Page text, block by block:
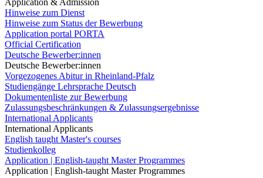
Application & Admission
Hinweise zum Dienst
Hinweise zum Status der Bewerbung
Application portal PORTA
Official Certification
Deutsche Bewerber:innen
Deutsche Bewerber:innen
Vorgezogenes Abitur in Rheinland-Pfalz
Studiengänge Lehrsprache Deutsch
Dokumentenliste zur Bewerbung
Zulassungsbeschränkungen & Zulassungsergebnisse
International Applicants
International Applicants
English taught Master's courses
Studienkolleg
Application | English-taught Master Programmes
Application | English-taught Master Programmes